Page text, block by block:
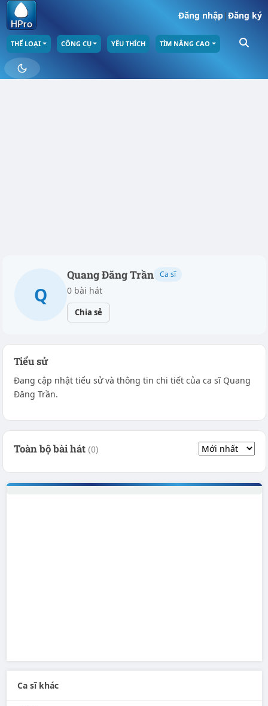
Đăng nhập|Đăng ký
THỂ LOẠI CÔNG CỤ YÊU THÍCH TÌM NÂNG CAO
Q
Quang Đăng Trần Ca sĩ
0 bài hát
Chia sẻ
Tiểu sử
Đang cập nhật tiểu sử và thông tin chi tiết của ca sĩ Quang
Đăng Trần.
Toàn bộ bài hát (0)
Ca sĩ khác